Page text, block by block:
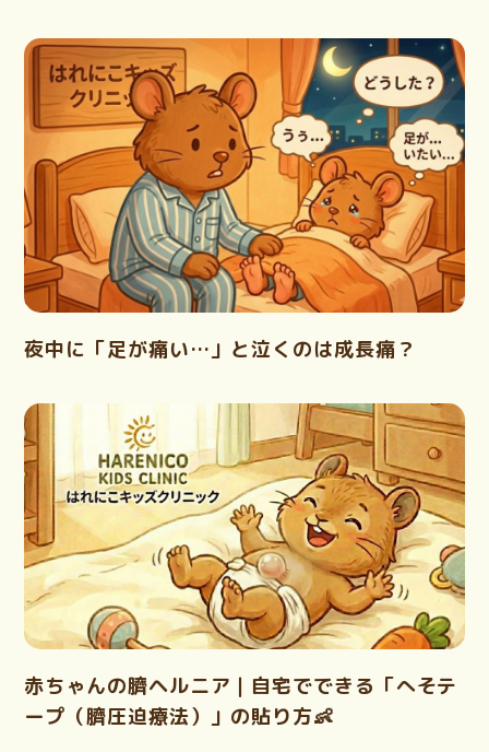
夜中に「足が痛い…」と泣くのは成長痛？
赤ちゃんの臍ヘルニア｜自宅でできる「へそテ
ープ（臍圧迫療法）」の貼り方👶